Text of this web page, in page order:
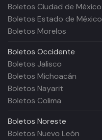
Boletos Ciudad de México
Boletos Estado de México
Boletos Morelos
Boletos Occidente
Boletos Jalisco
Boletos Michoacán
Boletos Nayarit
Boletos Colima
Boletos Noreste
Boletos Nuevo León